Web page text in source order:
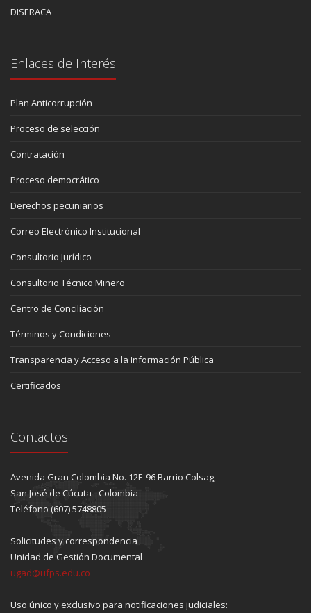
DISERACA
Enlaces de Interés
Plan Anticorrupción
Proceso de selección
Contratación
Proceso democrático
Derechos pecuniarios
Correo Electrónico Institucional
Consultorio Jurídico
Consultorio Técnico Minero
Centro de Conciliación
Términos y Condiciones
Transparencia y Acceso a la Información Pública
Certificados
Contactos
Avenida Gran Colombia No. 12E-96 Barrio Colsag,
San José de Cúcuta - Colombia
Teléfono (607) 5748805
Solicitudes y correspondencia
Unidad de Gestión Documental
ugad@ufps.edu.co
Uso único y exclusivo para notificaciones judiciales: